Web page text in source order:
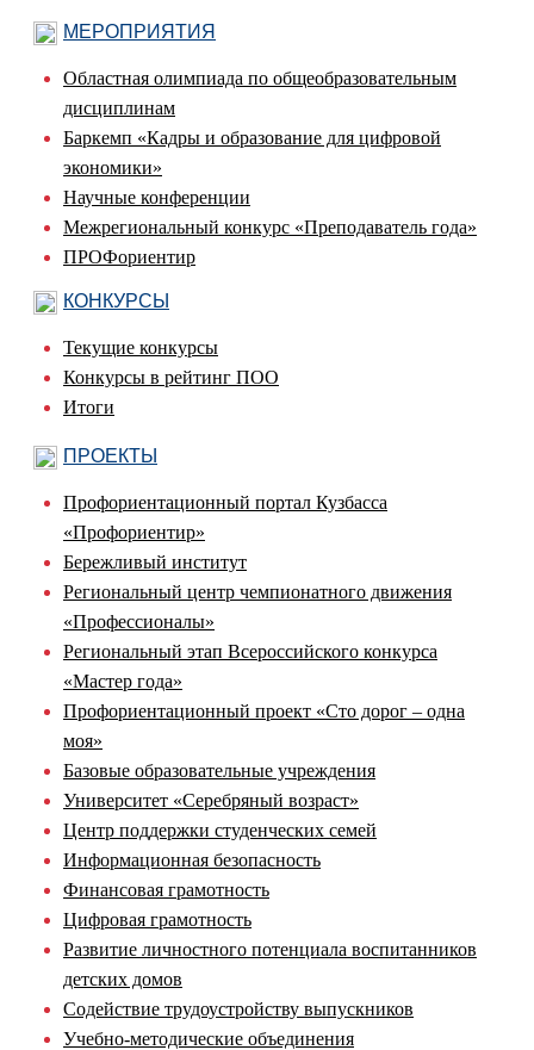
МЕРОПРИЯТИЯ
Областная олимпиада по общеобразовательным
дисциплинам
Баркемп «Кадры и образование для цифровой
экономики»
Научные конференции
Межрегиональный конкурс «Преподаватель года»
ПРОФориентир
КОНКУРСЫ
Текущие конкурсы
Конкурсы в рейтинг ПОО
Итоги
ПРОЕКТЫ
Профориентационный портал Кузбасса
«Профориентир»
Бережливый институт
Региональный центр чемпионатного движения
«Профессионалы»
Региональный этап Всероссийского конкурса
«Мастер года»
Профориентационный проект «Сто дорог – одна
моя»
Базовые образовательные учреждения
Университет «Серебряный возраст»
Центр поддержки студенческих семей
Информационная безопасность
Финансовая грамотность
Цифровая грамотность
Развитие личностного потенциала воспитанников
детских домов
Содействие трудоустройству выпускников
Учебно-методические объединения